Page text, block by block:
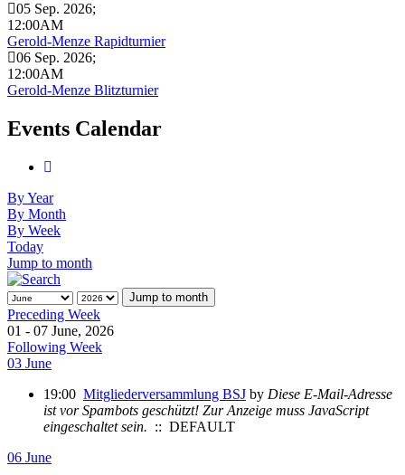
05 Sep. 2026;
12:00AM
Gerold-Menze Rapidturnier
06 Sep. 2026;
12:00AM
Gerold-Menze Blitzturnier
Events Calendar
By Year
By Month
By Week
Today
Jump to month
Jump to month
Preceding Week
01 - 07 June, 2026
Following Week
03 June
19:00 Mitgliederversammlung BSJ by Diese E-Mail-Adresse
ist vor Spambots geschützt! Zur Anzeige muss JavaScript
eingeschaltet sein. :: DEFAULT
06 June